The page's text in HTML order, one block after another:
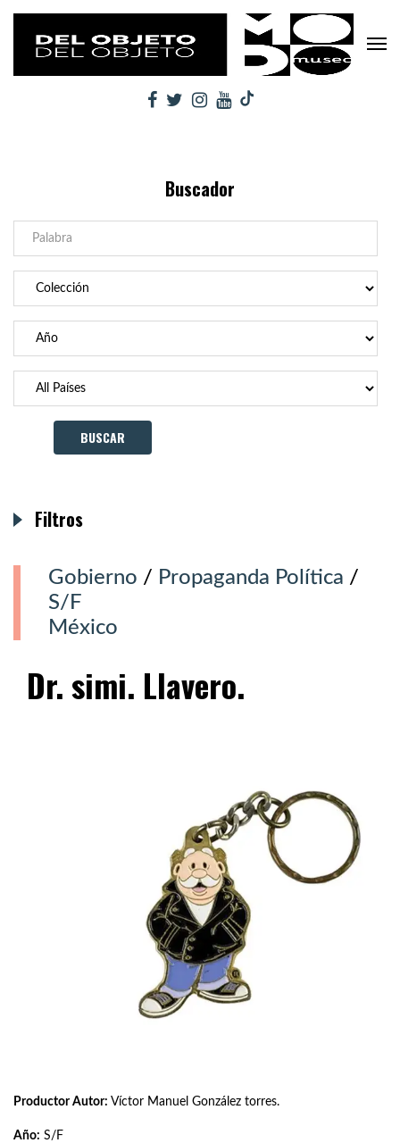
Buscador
Gobierno / Propaganda Política /
S/F
México
Dr. simi. Llavero.
Productor Autor: Víctor Manuel González torres.
Año: S/F
Filtros